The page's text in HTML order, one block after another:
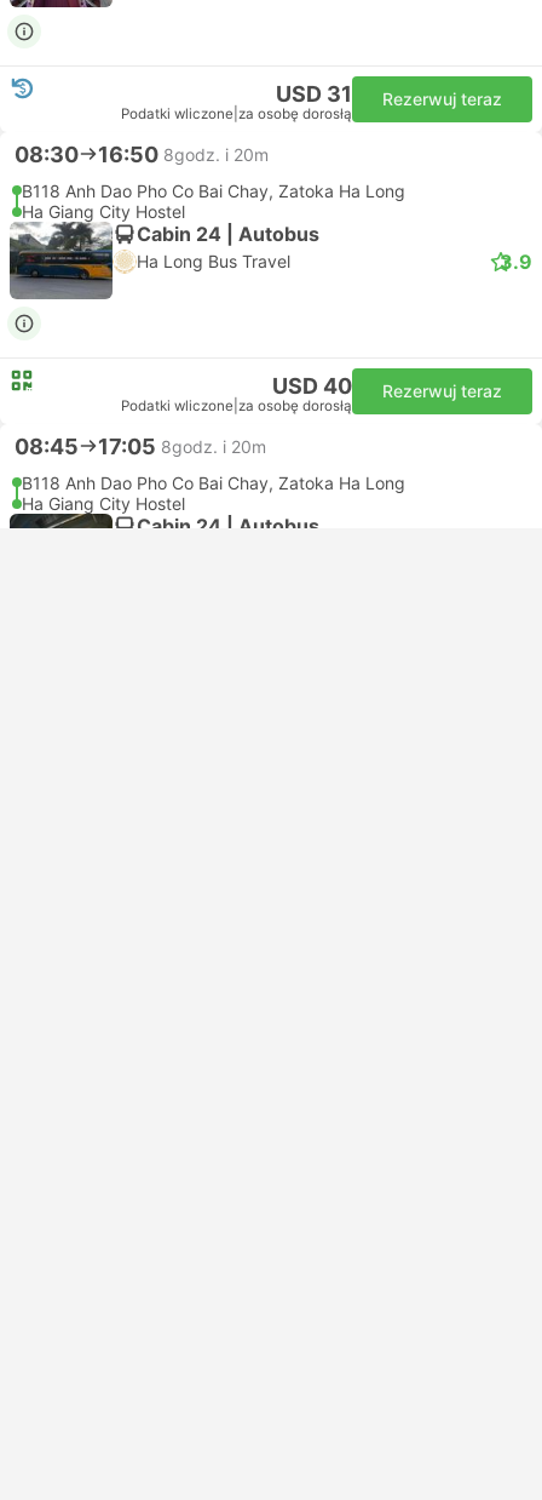
USD 31
Podatki wliczone za osobę dorosłą
Rezerwuj teraz
08:30 16:50 8godz. i 20m
B118 Anh Dao Pho Co Bai Chay, Zatoka Ha Long
Ha Giang City Hostel
Cabin 24 | Autobus
Ha Long Bus Travel 3.9
USD 40
Podatki wliczone za osobę dorosłą
Rezerwuj teraz
08:45 17:05 8godz. i 20m
B118 Anh Dao Pho Co Bai Chay, Zatoka Ha Long
Ha Giang City Hostel
Cabin 24 | Autobus